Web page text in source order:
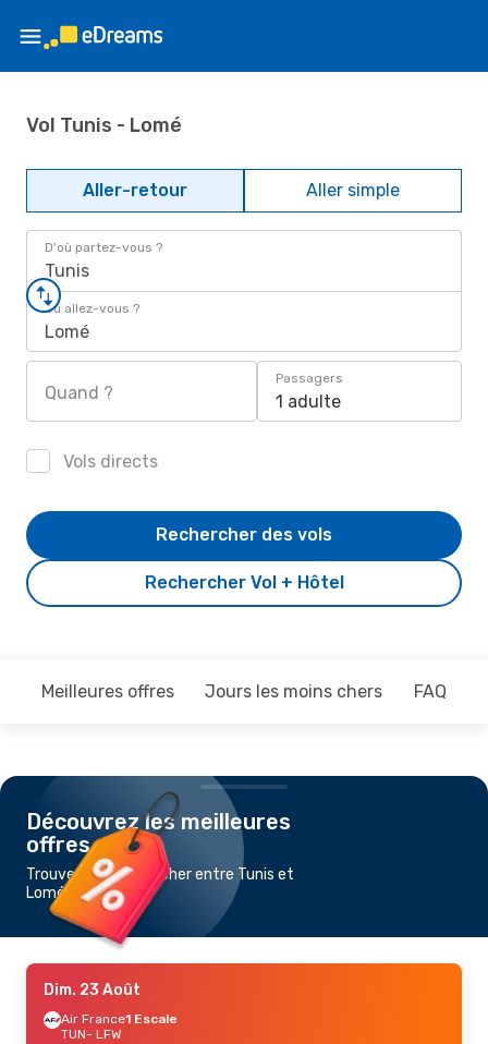
Vol Tunis - Lomé
Aller-retour Aller simple
D'où partez-vous ?
Tunis
Où allez-vous ?
Lomé
Quand ?
Passagers
1 adulte
Vols directs
Rechercher Vol + Hôtel
Rechercher des vols
Meilleures offres Jours les moins chers FAQ
Découvrez les meilleures
offres
Trouvez un vol pas cher entre Tunis et
Lomé
Dim. 23 Août
Air France1 Escale
TUN- LFW